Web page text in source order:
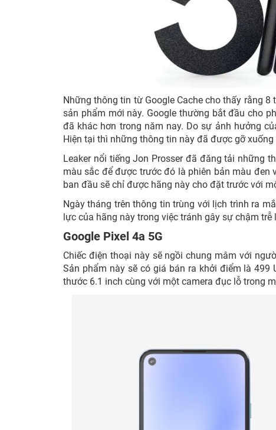
Những thông tin từ Google Cache cho thấy rằng
sản phẩm mới này. Google thường bắt đầu cho
đã khác hơn trong năm nay. Do sự ảnh hưởng
Hiện tại thì những thông tin này đã được gỡ
Leaker nổi tiếng Jon Prosser đã đăng tải những
màu sắc để được trước đó là phiên bản màu đen
ban đầu sẽ chỉ được hãng này cho đặt trước với
Ngày tháng trên thông tin trùng với lịch trình ra
lực của hãng này trong việc tránh gây sự chậm
Google Pixel 4a 5G
Chiếc điện thoại này sẽ ngồi chung mâm với
Sản phẩm này sẽ có giá bán ra khởi điểm là 499
thước 6.1 inch cùng với một camera đục lỗ trong